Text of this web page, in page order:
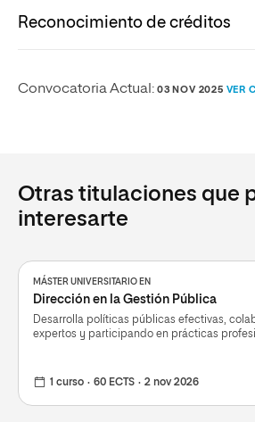
PRINCIPALES RESULTADOS DEL
ENVÍANOS TUS SUGERENCIAS
MEMORIA
ARCHIVO
AUTORIZACIÓN DE LA IMPLANTACIÓN
ARCHIVO
PUBLICACIÓN PLAN DE ESTUDIOS BOE
PUBLICACIÓN PLAN DE ESTUDIOS BOR
ARCHIVO
Reconocimiento de créditos
UNIVERSITARIO EN ANÁLISIS Y PREVENCIÓN DE LA
Convocatoria Actual: 03 NOV 2025 VER
Otras titulaciones que
interesarte
MÁSTER UNIVERSITARIO EN
Dirección en la Gestión Pública
Desarrolla políticas públicas efectivas,
expertos y participando en prácticas
1 curso 60 ECTS 2 nov 2026